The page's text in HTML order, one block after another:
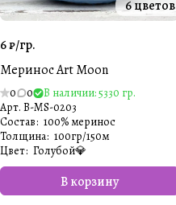
6 цветов
6 ₽/гр.
Меринос Art Moon
0 0
В наличии: 5330 гр.
Арт. B-MS-0203
В корзину
Состав: 100% меринос
Толщина: 100гр/150м
Цвет: Голубой💎